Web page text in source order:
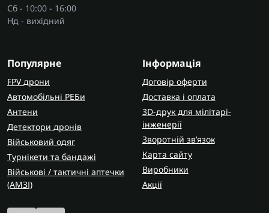
Сб - 10:00 - 16:00
Нд - вихідний
Популярне
FPV дрони
Автомобільні РЕБи
Антени
Детектори дронів
Військовий одяг
Турнікети та бандажі
Військові / тактичні аптечки
(AMЗІ)
Інформація
Договір оферти
Доставка і оплата
3D-друк для мілітарі-
інженерії
Зворотній зв’язок
Карта сайту
Виробники
Акції